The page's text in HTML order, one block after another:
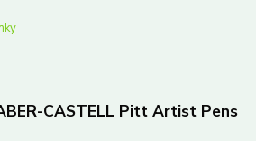
CASTELL Pitt Artist Pens